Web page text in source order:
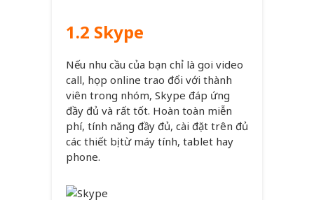
1.2 Skype
Nếu nhu cầu của bạn chỉ là goi video
call, họp online trao đổi với thành
viên trong nhóm, Skype đáp ứng
đầy đủ và rất tốt. Hoàn toàn miễn
phí, tính năng đầy đủ, cài đặt trên đủ
các thiết bị từ máy tính, tablet hay
phone.